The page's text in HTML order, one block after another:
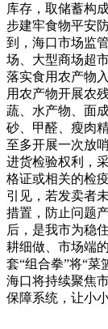
库存，取储蓄构
步建牢食物平安
到，海口市场监
场、大型商场超
落实食用农产物
用农产物开展农
蔬、水产物、面
砂、甲醛、瘦肉
至多开展一次放
进货检验权利，
格证或相关的检
引见，若发卖者
措置，防止问题
后，是我市为稳
耕细做、市场端
套“组合拳”将“菜
海口将持续聚焦
保障系统，让小